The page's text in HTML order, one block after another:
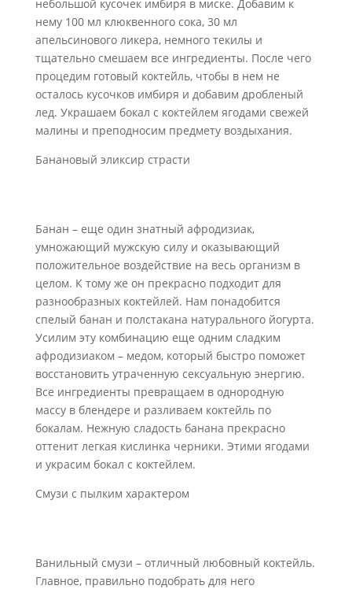
небольшой кусочек имбиря в миске. Добавим к
нему 100 мл клюквенного сока, 30 мл
апельсинового ликера, немного текилы и
тщательно смешаем все ингредиенты. После чего
процедим готовый коктейль, чтобы в нем не
осталось кусочков имбиря и добавим дробленый
лед. Украшаем бокал с коктейлем ягодами свежей
малины и преподносим предмету воздыхания.
Банановый эликсир страсти
Банан – еще один знатный афродизиак,
умножающий мужскую силу и оказывающий
положительное воздействие на весь организм в
целом. К тому же он прекрасно подходит для
разнообразных коктейлей. Нам понадобится
спелый банан и полстакана натурального йогурта.
Усилим эту комбинацию еще одним сладким
афродизиаком – медом, который быстро поможет
восстановить утраченную сексуальную энергию.
Все ингредиенты превращаем в однородную
массу в блендере и разливаем коктейль по
бокалам. Нежную сладость банана прекрасно
оттенит легкая кислинка черники. Этими ягодами
и украсим бокал с коктейлем.
Смузи с пылким характером
Ванильный смузи – отличный любовный коктейль.
Главное, правильно подобрать для него